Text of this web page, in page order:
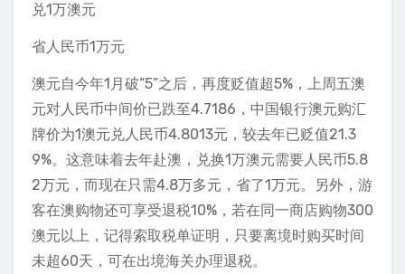
兑1万澳元
省人民币1万元
澳元自今年1月破“5”之后，再度贬值超5%，上周五澳
元对人民币中间价已跌至4.7186，中国银行澳元购汇
牌价为1澳元兑人民币4.8013元，较去年已贬值21.3
9%。这意味着去年赴澳，兑换1万澳元需要人民币5.8
2万元，而现在只需4.8万多元，省了1万元。另外，游
客在澳购物还可享受退税10%，若在同一商店购物300
澳元以上，记得索取税单证明，只要离境时购买时间
未超60天，可在出境海关办理退税。